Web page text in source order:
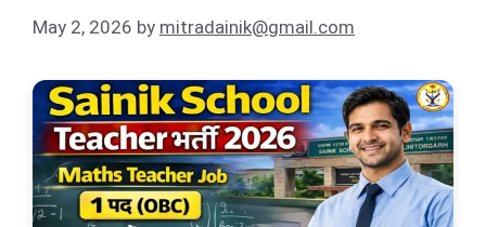
May 2, 2026 by mitradainik@gmail.com